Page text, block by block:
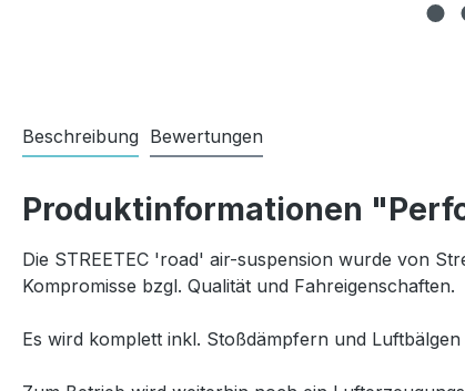
Beschreibung Bewertungen
Produktinformationen
Die STREETEC 'road' air-suspension wurde von
Kompromisse bzgl. Qualität und Fahreigenschaften.
Es wird komplett inkl. Stoßdämpfern und